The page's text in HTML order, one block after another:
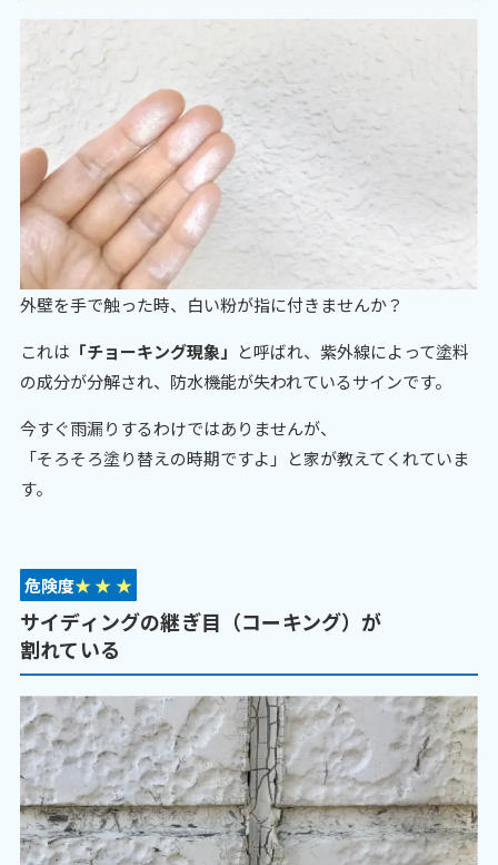
外壁を手で触った時、白い粉が指に付きませんか？
これは 「チョーキング現象」 と呼ばれ、紫外線によって塗料
の成分が分解され、防水機能が失われているサインです。
今すぐ雨漏りするわけではありませんが、
「そろそろ塗り替えの時期ですよ」と家が教えてくれていま
す。
危険度★★★
サイディングの継ぎ目（コーキング）が
割れている